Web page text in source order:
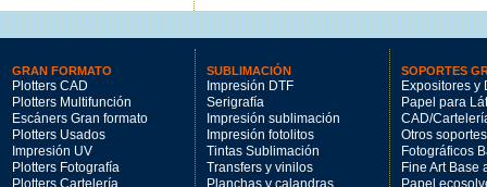
GRAN FORMATO
Plotters CAD
Plotters Multifunción
Escáners Gran formato
Plotters Usados
Impresión UV
Plotters Fotografía
Plotters Cartelería
SUBLIMACIÓN
Impresión DTF
Serigrafía
Impresión sublimación
Impresión fotolitos
Tintas Sublimación
Transfers y vinilos
Planchas y calandras
SOPORTES
Expositores y
Papel para
CAD/
Otros soportes
Fotográficos
Fine Art Base
Papel